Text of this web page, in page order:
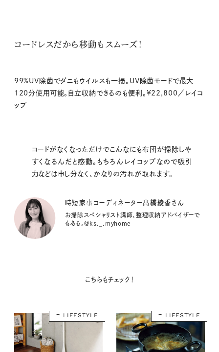
コードレスだから移動もスムーズ！
99%UV除菌でダニもウイルスも一掃。UV除菌モードで最大
120分使用可能。自立収納できるのも便利。¥22,800／レイコ
ップ
コードがなくなっただけでこんなにも布団が掃除しや
すくなるんだと感動。もちろんレイコップなので吸引
力などは申し分なく、かなりの汚れが取れます。
時短家事コーディネーター髙橋綾香さん
お掃除スペシャリスト講師、整理収納アドバイザーで
もある。@ks._.myhome
こちらもチェック！
LIFESTYLE LIFESTYLE